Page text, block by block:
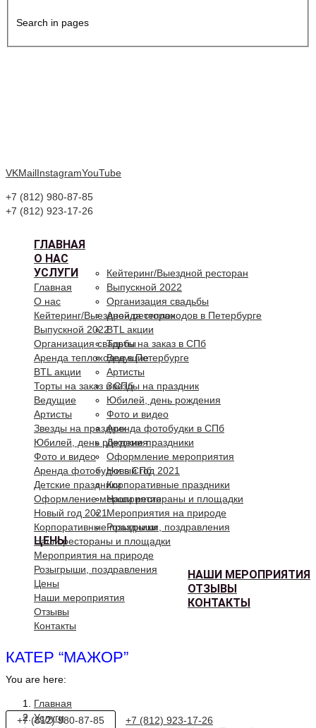
Search in pages
VKMailInstagramYouTube
+7 (812) 980-87-85
+7 (812) 923-17-26
ГЛАВНАЯ
О НАС
УСЛУГИ
Кейтеринг/Выездной ресторан
Выпускной 2022
Организация свадьбы
Аренда теплоходов в Петербурге
BTL акции
Торты на заказ в СПб
Ведущие
Артисты
Звезды на праздник
Юбилей, день рождения
Фото и видео
Аренда фотобудки в СПб
Детские праздники
Оформление мероприятия
Новый год 2021
Корпоративные праздники
Наши рестораны и площадки
Мероприятия на природе
Розыгрыши, поздравления
ЦЕНЫ
НАШИ МЕРОПРИЯТИЯ
ОТЗЫВЫ
КОНТАКТЫ
Главная
О нас
Кейтеринг/Выездной ресторан
Выпускной 2022
Организация свадьбы
Аренда теплоходов в Петербурге
BTL акции
Торты на заказ в СПб
Ведущие
Артисты
Звезды на праздник
Юбилей, день рождения
Фото и видео
Аренда фотобудки в СПб
Детские праздники
Оформление мероприятия
Новый год 2021
Корпоративные праздники
Наши рестораны и площадки
Мероприятия на природе
Розыгрыши, поздравления
Цены
Наши мероприятия
Отзывы
Контакты
КАТЕР “МАЖОР”
You are here:
Главная
Услуги
+7 (812) 980-87-85 +7 (812) 923-17-26